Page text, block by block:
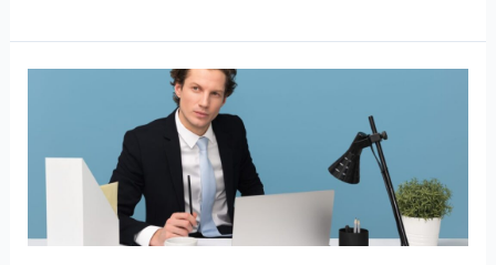
você
precisa
revenda
de